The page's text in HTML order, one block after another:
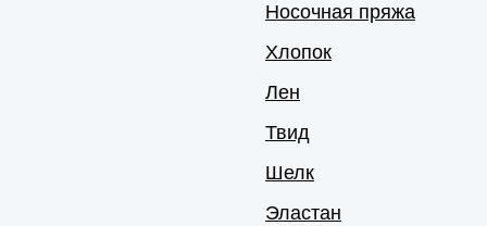
Носочная пряжа
Хлопок
Лен
Твид
Шелк
Эластан